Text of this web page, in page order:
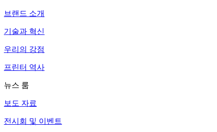
브랜드 소개
기술과 혁신
우리의 강점
프린터 역사
뉴스 룸
보도 자료
전시회 및 이벤트